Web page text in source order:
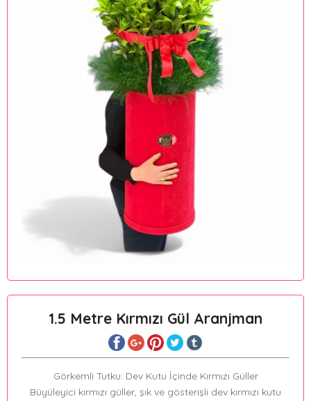
1.5 Metre Kırmızı Gül Aranjman
Görkemli Tutku: Dev Kutu İçinde Kırmızı Güller
Büyüleyici kırmızı güller, şık ve gösterişli dev kırmızı kutu